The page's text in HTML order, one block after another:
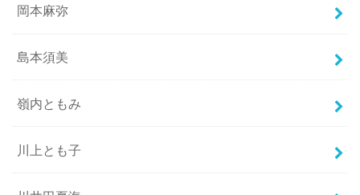
岡本麻弥
島本須美
嶺内ともみ
川上とも子